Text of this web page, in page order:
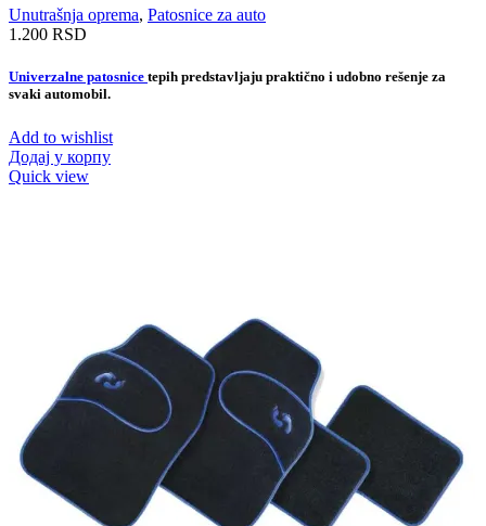
Unutrašnja oprema, Patosnice za auto
1.200 RSD
Univerzalne patosnice tepih predstavljaju praktično i udobno rešenje za
svaki automobil.
Add to wishlist
Додај у корпу
Quick view